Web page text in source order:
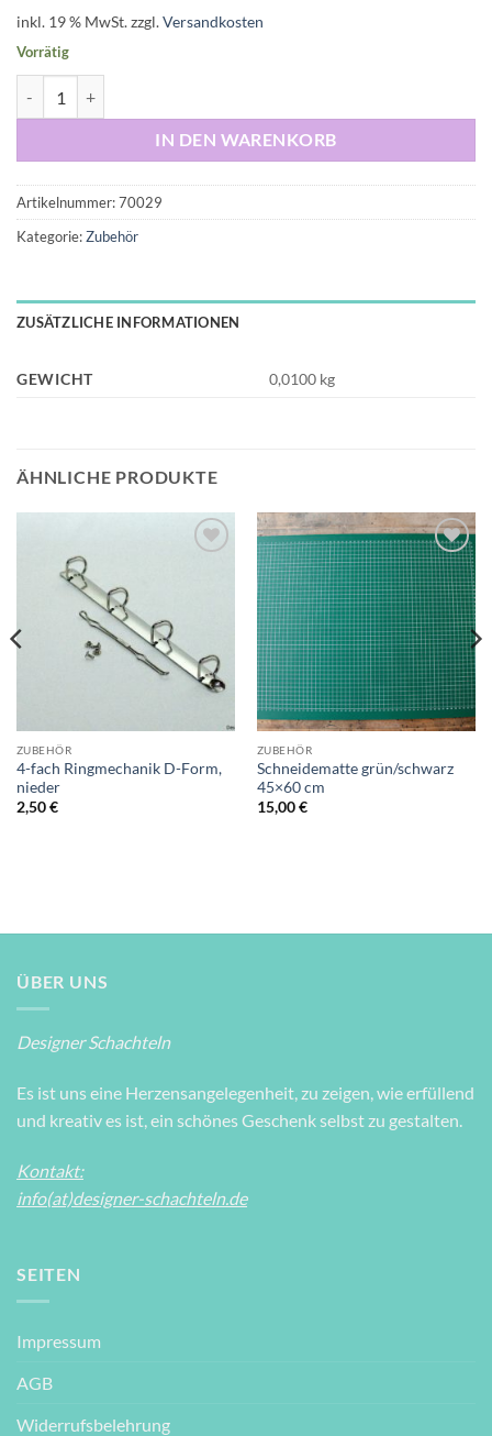
inkl. 19 % MwSt.zzgl.Versandkosten
Vorrätig
IN DEN WARENKORB
Artikelnummer:70029
Kategorie:Zubehör
ZUSÄTZLICHE INFORMATIONEN
GEWICHT 0,0100 kg
ÄHNLICHE PRODUKTE
ZUBEHÖR
4-fach Ringmechanik D-Form,
nieder
2,50€
Auf die
Wunschliste
ZUBEHÖR
Schneidematte grün/schwarz
45×60 cm
15,00€
ÜBER UNS
Designer Schachteln
Es ist uns eine Herzensangelegenheit, zu zeigen, wie erfüllend
und kreativ es ist, ein schönes Geschenk selbst zu gestalten.
Kontakt:
info(at)designer-schachteln.de
SEITEN
Impressum
AGB
Widerrufsbelehrung